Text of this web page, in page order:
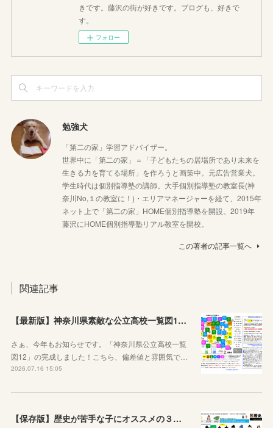
きです。藤沢の街が好きです。ブログも、好きで
す。
フォロー
勉強犬
「第二の家」学習アドバイザー。
世界中に「第二の家」＝「子どもたちの居場所であり未来を
生きる力を育てる場所」を作ろうと画策中。元広告営業犬。
学生時代は個別指導塾の講師。大手個別指導塾の教室長(神
奈川No,１の教室に！)・エリアマネージャーを経て、2015年
ネット上で「第二の家」HOME個別指導塾を開設。2019年
藤沢にHOME個別指導塾リアル教室を開校。
この著者の記事一覧へ
関連記事
【最新版】神奈川県素敵な公立高校一覧図12が完成しました！
さぁ、今年もお知らせです。「神奈川県公立高校一覧
図12」の完成しました！こちら、偏差値と雰囲気で…
2026.07.16 15:05
【保存版】歴史が苦手な子にオススメの３つの勉強法！オリジナルプリントもご紹介！